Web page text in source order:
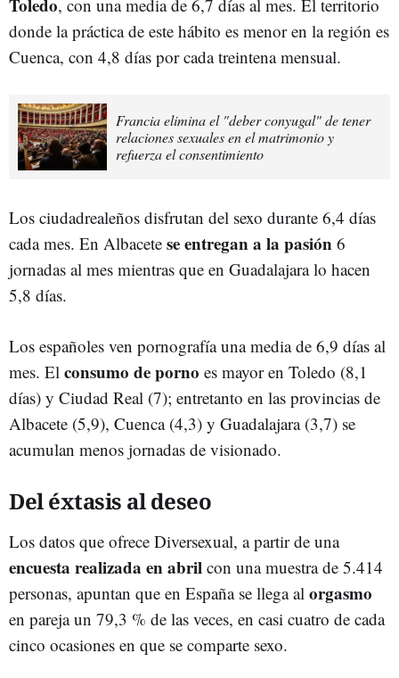
Toledo, con una media de 6,7 días al mes. El territorio
donde la práctica de este hábito es menor en la región es
Cuenca, con 4,8 días por cada treintena mensual.
Francia elimina el "deber conyugal" de tener
relaciones sexuales en el matrimonio y
refuerza el consentimiento
Los ciudadrealeños disfrutan del sexo durante 6,4 días
cada mes. En Albacete se entregan a la pasión 6
jornadas al mes mientras que en Guadalajara lo hacen
5,8 días.
Los españoles ven pornografía una media de 6,9 días al
mes. El consumo de porno es mayor en Toledo (8,1
días) y Ciudad Real (7); entretanto en las provincias de
Albacete (5,9), Cuenca (4,3) y Guadalajara (3,7) se
acumulan menos jornadas de visionado.
Del éxtasis al deseo
Los datos que ofrece Diversexual, a partir de una
encuesta realizada en abril con una muestra de 5.414
personas, apuntan que en España se llega al orgasmo
en pareja un 79,3 % de las veces, en casi cuatro de cada
cinco ocasiones en que se comparte sexo.